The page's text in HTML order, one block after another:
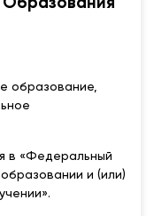
образование,
в «Федеральный
и (или)